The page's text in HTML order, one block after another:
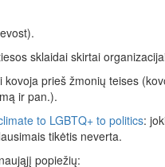
sklaidai skirtai
prieš žmonių teises
ir pan.).
to LGBTQ+ to politics:
tikėtis neverta.
popiežių: